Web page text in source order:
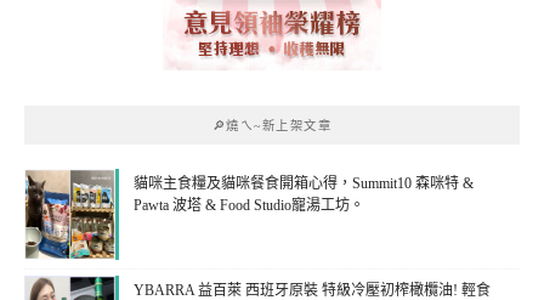
🔎燒ㄟ~新上架文章
貓咪主食糧及貓咪餐食開箱心得，Summit10 森咪特 &
Pawta 波塔 & Food Studio寵湯工坊。
YBARRA 益百萊 西班牙原裝 特級冷壓初榨橄欖油! 輕食